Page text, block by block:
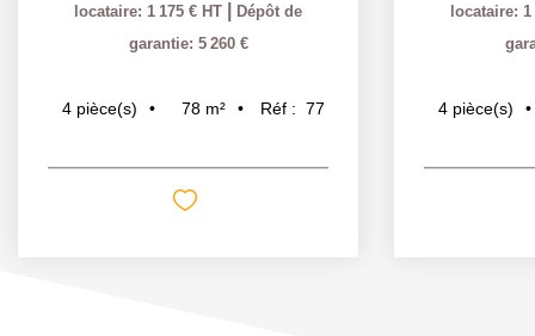
locataire: 1 175 € HT
Dépôt de
garantie: 5 260 €
4 pièce(s) 78 m² Réf : 77
locataire:
4 pièce(s)